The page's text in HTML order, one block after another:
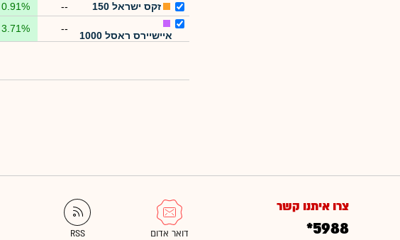
זקס ישראל 150 --
0.91%
איישיירס ראסל 1000
--
3.71%
צרו איתנו קשר
*5988